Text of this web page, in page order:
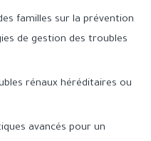
familles sur la prévention
de gestion des troubles
rénaux héréditaires ou
avancés pour un